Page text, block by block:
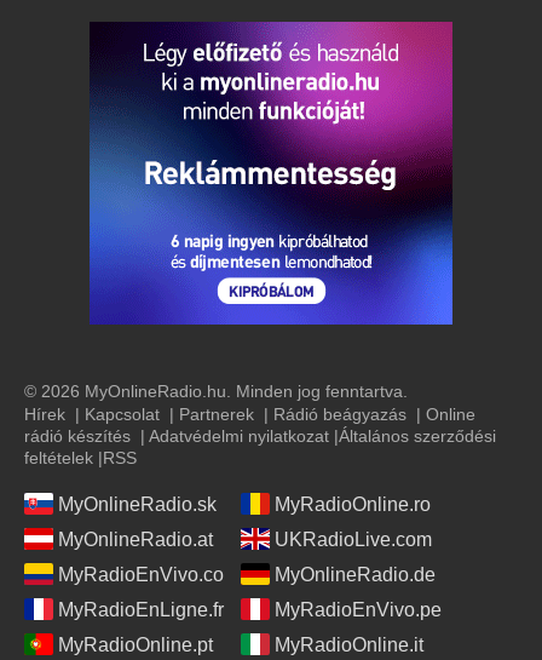
© 2026 MyOnlineRadio.hu. Minden jog fenntartva.
Hírek | Kapcsolat | Partnerek | Rádió beágyazás | Online
rádió készítés | Adatvédelmi nyilatkozat |Általános szerződési
feltételek |RSS
MyOnlineRadio.sk
MyRadioOnline.ro
MyOnlineRadio.at
UKRadioLive.com
MyRadioEnVivo.co
MyOnlineRadio.de
MyRadioEnLigne.fr
MyRadioEnVivo.pe
MyRadioOnline.pt
MyRadioOnline.it